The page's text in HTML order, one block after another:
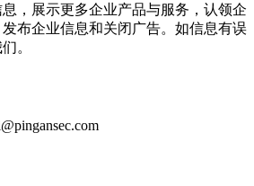
，展示更多企业产品与服务，认领企
布企业信息和关闭广告。如信息有误
。